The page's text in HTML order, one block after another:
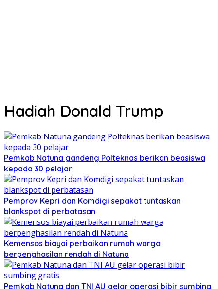
Hadiah Donald Trump
Pemkab Natuna gandeng Polteknas berikan beasiswa
kepada 30 pelajar
Pemprov Kepri dan Komdigi sepakat tuntaskan
blankspot di perbatasan
Kemensos biayai perbaikan rumah warga
berpenghasilan rendah di Natuna
Pemkab Natuna dan TNI AU gelar operasi bibir sumbing